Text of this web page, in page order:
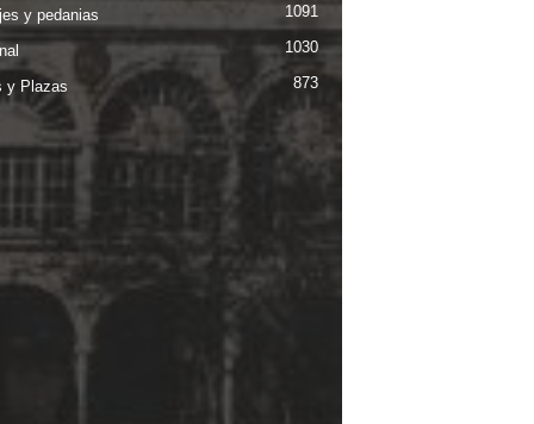
y pedanias 1091
1030
y Plazas 873